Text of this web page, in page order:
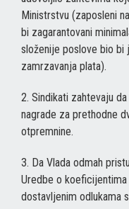
Ministrstvu (zaposleni
bi zagarantovani
složenije poslove bio bi
zamrzavanja plata).
2. Sindikati zahtevaju
nagrade za prethodne
otpremnine.
3. Da Vlada odmah
Uredbe o koeficijentima
dostavljenim odlukama